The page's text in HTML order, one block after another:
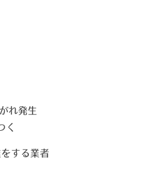
れ発生
く
する業者